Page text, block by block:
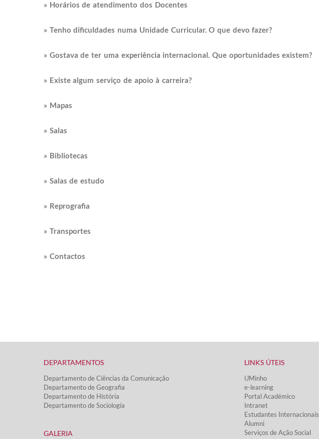
» Horários de atendimento dos Docentes
» Tenho dificuldades numa Unidade Curricular. O que devo fazer?
» Gostava de ter uma experiência internacional. Que oportunidades existem?
» Existe algum serviço de apoio à carreira?
» Mapas
» Salas
» Bibliotecas
» Salas de estudo
» Reprografia
» Transportes
» Contactos
DEPARTAMENTOS​
Departamento de Ciências da Comunicação
Departamento de Geografia
Departamento de História
Departamento de Sociologia
GALERIA
LINKS ÚTEIS​
UMinho
e-learning
Portal Académico
Intranet
Estudantes Inter​​nacionais
Alumni
Serviços de Ação Social​